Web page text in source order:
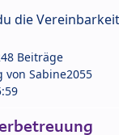
die
Beiträge
von Sabine2055